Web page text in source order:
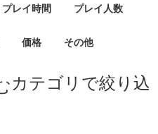
プレイ時間 プレイ人数
価格 その他
カテゴリで絞り込